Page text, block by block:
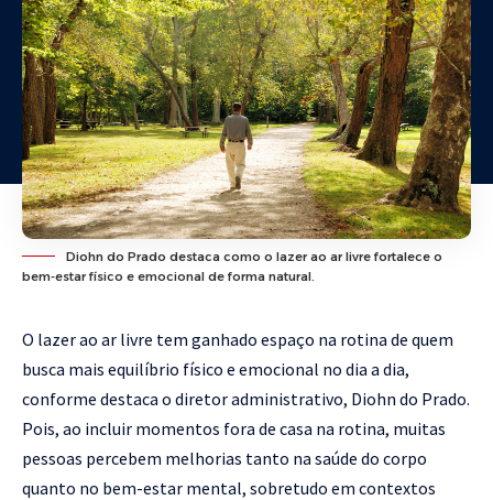
Diohn do Prado destaca como o lazer ao ar livre fortalece o
bem-estar físico e emocional de forma natural.
O lazer ao ar livre tem ganhado espaço na rotina de quem
busca mais equilíbrio físico e emocional no dia a dia,
conforme destaca o diretor administrativo, Diohn do Prado.
Pois, ao incluir momentos fora de casa na rotina, muitas
pessoas percebem melhorias tanto na saúde do corpo
quanto no bem-estar mental, sobretudo em contextos